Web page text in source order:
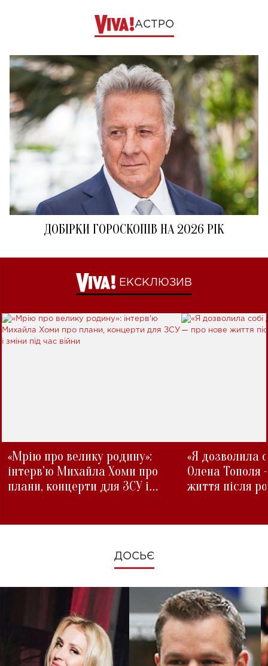
АСТРО
ДОБІРКИ ГОРОСКОПІВ НА 2026 РІК
ЕКСКЛЮЗИВ
«Мрію про велику родину»:
інтерв'ю Михайла Хоми про
плани, концерти для ЗСУ і
«Я дозволила
Олена Тополя
життя після
ДОСЬЄ